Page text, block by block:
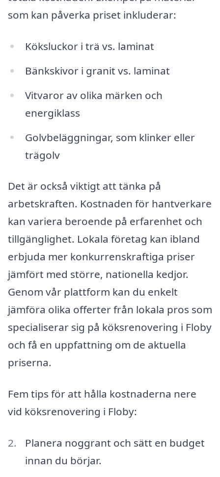
som kan påverka priset inkluderar:
Köksluckor i trä vs. laminat
Bänkskivor i granit vs. laminat
Vitvaror av olika märken och
energiklass
Golvbeläggningar, som klinker eller
trägolv
Det är också viktigt att tänka på
arbetskraften. Kostnaden för hantverkare
kan variera beroende på erfarenhet och
tillgänglighet. Lokala företag kan ibland
erbjuda mer konkurrenskraftiga priser
jämfört med större, nationella kedjor.
Genom vår plattform kan du enkelt
jämföra olika offerter från lokala pros som
specialiserar sig på köksrenovering i Floby
och få en uppfattning om de aktuella
priserna.
Fem tips för att hålla kostnaderna nere
vid köksrenovering i Floby:
Planera noggrant och sätt en budget
innan du börjar.